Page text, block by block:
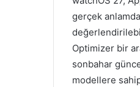
gerçek
Optimizer bir
sonbahar
modellere